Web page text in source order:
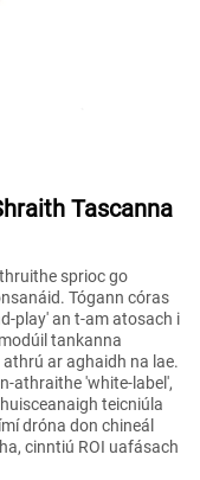
Tascanna
sprioc go
Tógann córas
play' an t-am atosach i
tankanna
ar aghaidh na lae.
athraithe 'white-label',
teicniúla
dróna don chineál
cinntiú ROI uafásach